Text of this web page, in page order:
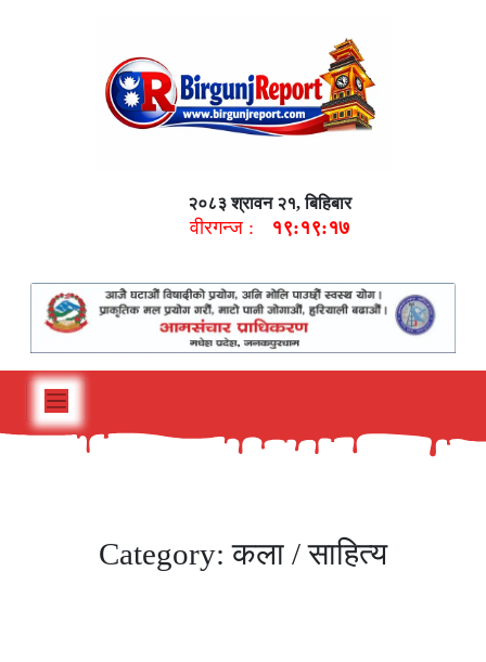
२०८३ श्रावन २१, बिहिबार
वीरगन्ज : १९:१९:१८
Category:कला / साहित्य